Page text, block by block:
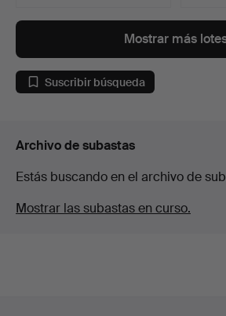
Mostrar más
Suscribir búsqueda
Archivo de subastas
Estás buscando en el archivo de
Mostrar las subastas en curso.